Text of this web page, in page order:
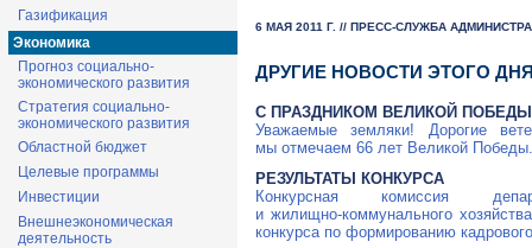
Газификация
Экономика
Прогноз социально-
экономического развития
Стратегия социально-
экономического развития
Областной бюджет
Целевые программы
Инвестиции
Внешнеэкономическая
деятельность
6 МАЯ 2011 Г. // ПРЕСС-СЛУЖБА
ДРУГИЕ НОВОСТИ ЭТОГО
С ПРАЗДНИКОМ ВЕЛИКОЙ
Уважаемые земляки! Дорогие
мы отмечаем 66 лет Великой Победы.
РЕЗУЛЬТАТЫ КОНКУРСА
Конкурсная комиссия
и жилищно-коммунального
конкурса по формированию